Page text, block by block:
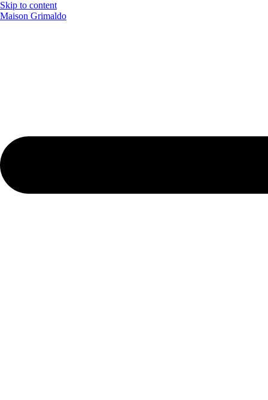
Skip to content
Maison Grimaldo